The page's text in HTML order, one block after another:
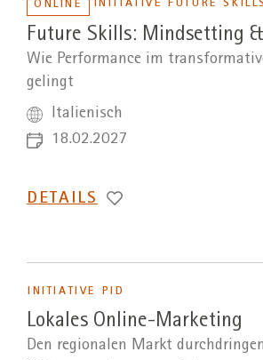
ONLINE INITIATIVE FUTURE SKILLS
Future Skills: Mindsetting
Wie Performance im
gelingt
Italienisch
18.02.2027
DETAILS
INITIATIVE PID
Lokales Online-Marketing
Den regionalen Markt